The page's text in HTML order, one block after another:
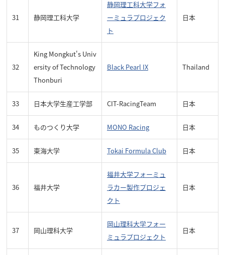
31 静岡理工科大学
静岡理工科大学フォ
ーミュラプロジェク
ト
日本
32
King Mongkut's Univ
ersity of Technology
Thonburi
Black Pearl IX Thailand
33 日本大学生産工学部 CIT-RacingTeam 日本
34 ものつくり大学 MONO Racing 日本
35 東海大学 Tokai Formula Club 日本
36 福井大学
福井大学フォーミュ
ラカー製作プロジェ
クト
日本
37 岡山理科大学
岡山理科大学フォー
ミュラプロジェクト
日本